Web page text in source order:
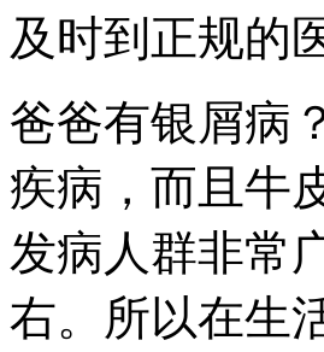
及时到正规的
爸爸有银屑病
疾病，而且牛
发病人群非常
右。所以在生